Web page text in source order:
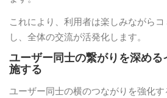
これにより、利用者は楽しみながら
し、全体の交流が活発化します。
ユーザー同士の繋がりを深め
施する
ユーザー同士の横のつながりを強化